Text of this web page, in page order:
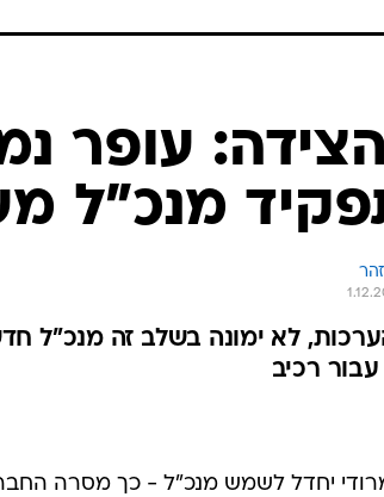
עופר
מנכ"ל
לא ימונה בשלב זה מנכ"ל
עבור רכיב
יחדל לשמש מנכ"ל - כך מסרה